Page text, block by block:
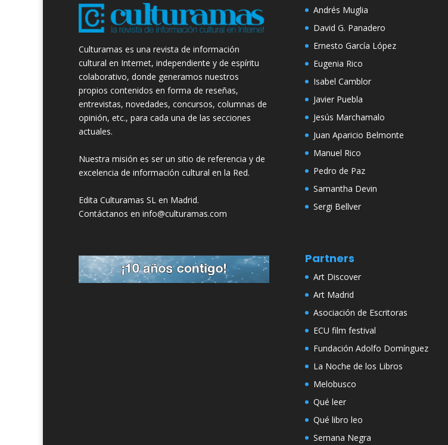
Culturamas es una revista de información
cultural en Internet, independiente y de espíritu
colaborativo, donde generamos nuestros
propios contenidos en forma de reseñas,
entrevistas, novedades, concursos, columnas de
opinión, etc., para cada una de las secciones
actuales.
Nuestra misión es ser un sitio de referencia y de
excelencia de información cultural en la Red.
Edita Culturamas SL en Madrid.
Contáctanos en info@culturamas.com
Andrés Muglia
David G. Panadero
Ernesto García López
Eugenia Rico
Isabel Camblor
Javier Puebla
Jesús Marchamalo
Juan Aparicio Belmonte
Manuel Rico
Pedro de Paz
Samantha Devin
Sergi Bellver
Partners
Art Discover
Art Madrid
Asociación de Escritoras
ECU film festival
Fundación Adolfo Domínguez
La Noche de los Libros
Melobusco
Qué leer
Qué libro leo
Semana Negra